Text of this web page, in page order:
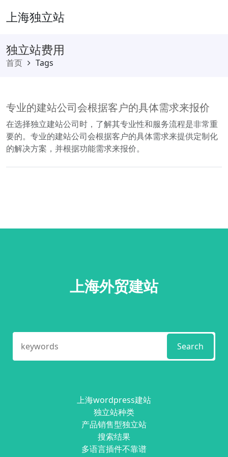
上海独立站
独立站费用
首页 Tags
专业的建站公司会根据客户的具体需求来报价
在选择独立建站公司时，了解其专业性和服务流程是非常重
要的。专业的建站公司会根据客户的具体需求来提供定制化
的解决方案，并根据功能需求来报价。
上海外贸建站
Search
上海wordpress建站
独立站种类
产品销售型独立站
搜索结果
多语言插件不靠谱